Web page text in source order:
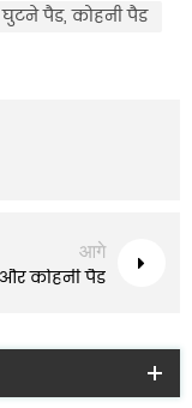
घुटने पैड, कोहनी पैड
आगे
कोहनी पैड